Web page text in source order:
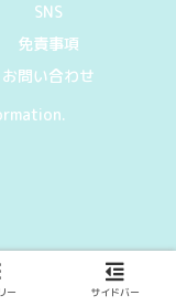
SNS
免責事項
お問い合わせ
ー サイドバー